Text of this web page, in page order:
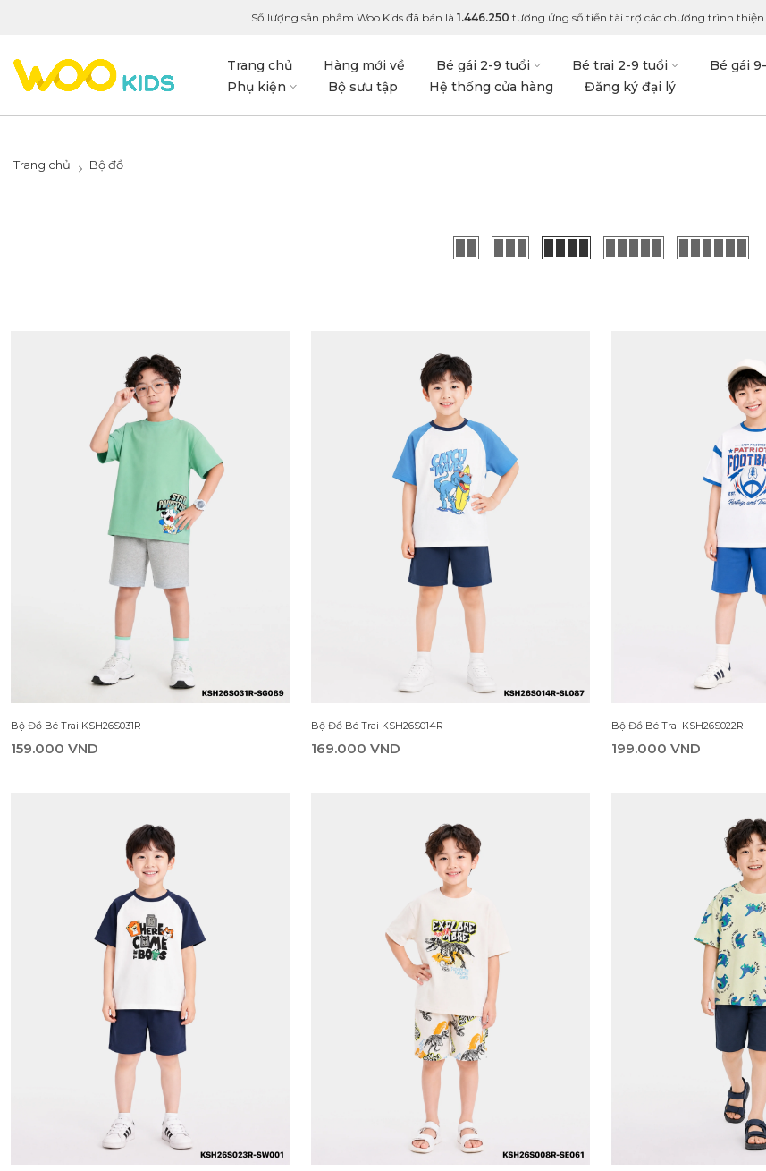
Số lượng sản phẩm Woo Kids đã bán là 1.446.250 tương ứng số tiền tài trợ các chương trình thiện
Trang chủ Hàng mới về Bé gái 2-9 tuổi Bé trai 2-9 tuổi Bé gái
Phụ kiện
Bộ sưu tập Hệ thống cửa hàng Đăng ký đại lý
Trang chủ Bộ đồ
Bộ Đồ Bé Trai KSH26S031R
159.000 VND
Bộ Đồ Bé Trai KSH26S014R
169.000 VND
Bộ Đồ Bé Trai KSH26S022R
199.000 VND